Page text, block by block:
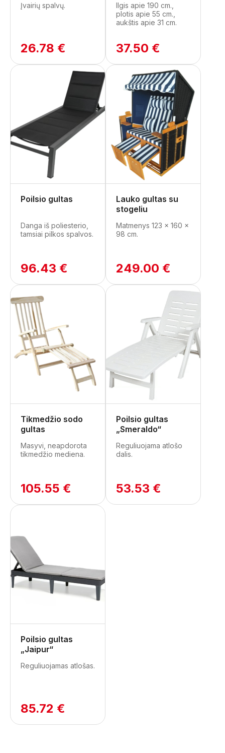
Įvairių spalvų.
26.78 €
Ilgis apie 190 cm.,
plotis apie 55 cm.,
aukštis apie 31 cm.
37.50 €
Poilsio gultas
Danga iš poliesterio,
tamsiai pilkos spalvos.
96.43 €
Lauko gultas su
stogeliu
Matmenys 123 x 160 x
98 cm.
249.00 €
Tikmedžio sodo
gultas
Masyvi, neapdorota
tikmedžio mediena.
105.55 €
Poilsio gultas
„Smeraldo“
Reguliuojama atlošo
dalis.
53.53 €
Poilsio gultas
„Jaipur“
Reguliuojamas atlošas.
85.72 €